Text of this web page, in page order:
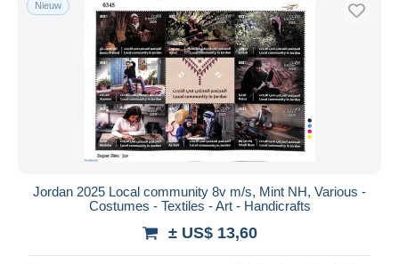
Gratis levering
Betaalmiddelen
PayPal
Bankoverschrijving
Visa
Mastercard
iDeal
Nieuw
Jordan 2025 Local community 8v m/s, Mint NH, Various -
Costumes - Textiles - Art - Handicrafts
± US$ 13,60